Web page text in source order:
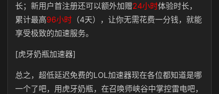
长；新用户首注册还可以额外加赠24小时体验时长，
累计最高96小时 （4天），让你无需花费一分钱，就能
享受极致的加速服务。
[虎牙奶瓶加速器]
总之，超低延迟免费的LOL加速器现在各位都知道是哪
一个了吧，用虎牙奶瓶，在召唤师峡谷中掌控雷电吧，